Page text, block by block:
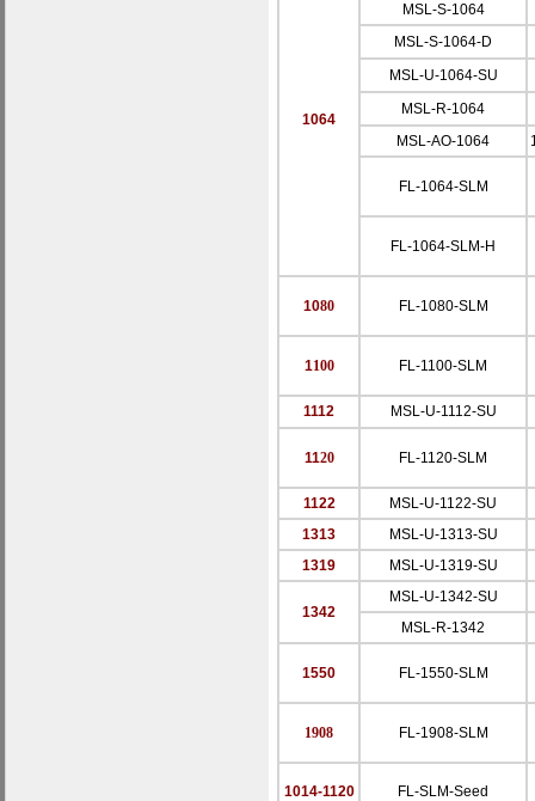
1064
MSL-S-1064
MSL-S-1064-D
MSL-U-1064-SU
MSL-R-1064
MSL-AO-1064
FL-1064-SLM
FL-1064-SLM-H
1080 FL-1080-SLM
1100 FL-1100-SLM
1112 MSL-U-1112-SU
1120 FL-1120-SLM
1122 MSL-U-1122-SU
1313
MSL-U-1313-SU
1319
MSL-U-1319-SU
1342
MSL-U-1342-SU
MSL-R-1342
1550 FL-1550-SLM
1908 FL-1908-SLM
1014-1120 FL-SLM-Seed